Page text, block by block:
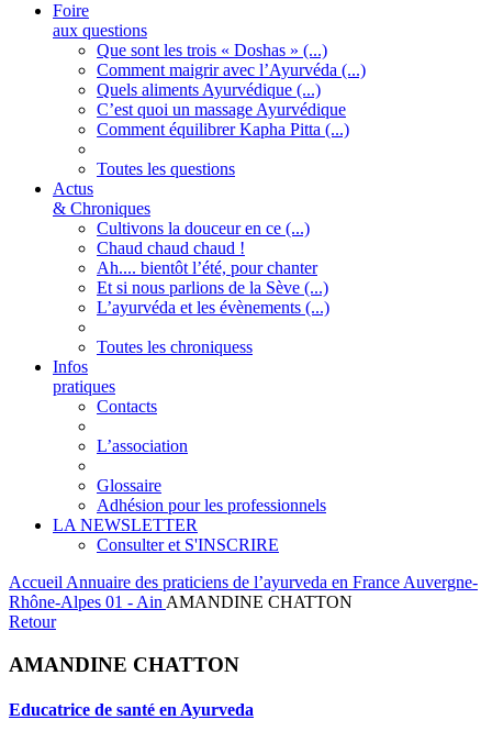
Foire
aux questions
Que sont les trois « Doshas » (...)
Comment maigrir avec l’Ayurvéda (...)
Quels aliments Ayurvédique (...)
C’est quoi un massage Ayurvédique
Comment équilibrer Kapha Pitta (...)
Toutes les questions
Actus
& Chroniques
Cultivons la douceur en ce (...)
Chaud chaud chaud !
Ah.... bientôt l’été, pour chanter
Et si nous parlions de la Sève (...)
L’ayurvéda et les évènements (...)
Toutes les chroniquess
Infos
pratiques
Contacts
L’association
Glossaire
Adhésion pour les professionnels
LA NEWSLETTER
Consulter et S'INSCRIRE
Accueil Annuaire des praticiens de l’ayurveda en France Auvergne-
Rhône-Alpes 01 - Ain AMANDINE CHATTON
Retour
AMANDINE CHATTON
Educatrice de santé en Ayurveda